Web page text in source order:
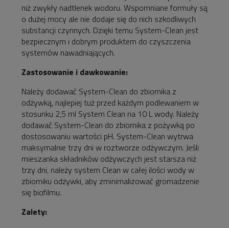
niż zwykły nadtlenek wodoru. Wspomniane formuły są
o dużej mocy ale nie dodaje się do nich szkodliwych
substancji czynnych. Dzięki temu System-Clean jest
bezpiecznym i dobrym produktem do czyszczenia
systemów nawadniających.
Zastosowanie i dawkowanie:
Należy dodawać System-Clean do zbiornika z
odżywką, najlepiej tuż przed każdym podlewaniem w
stosunku 2,5 ml System Clean na 10 L wody. Należy
dodawać System-Clean do zbiornika z pożywką po
dostosowaniu wartości pH. System-Clean wytrwa
maksymalnie trzy dni w roztworze odżywczym. Jeśli
mieszanka składników odżywczych jest starsza niż
trzy dni, należy system Clean w całej ilości wody w
zbiorniku odżywki, aby zminimalizować gromadzenie
się biofilmu.
Zalety: